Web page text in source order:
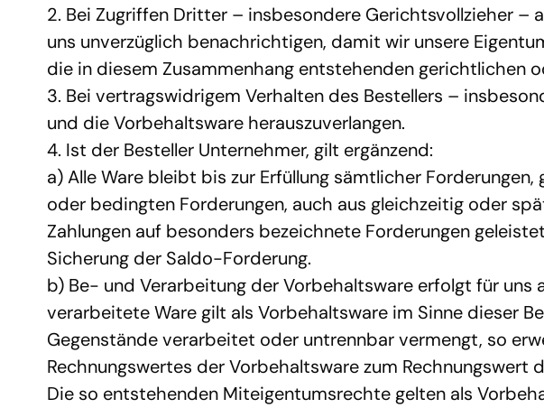
2. Bei Zugriffen Dritter – insbesondere Gerichtsvollzieher –
uns unverzüglich benachrichtigen, damit wir unsere
die in diesem Zusammenhang entstehenden gerichtlichen
3. Bei vertragswidrigem Verhalten des Bestellers –
und die Vorbehaltsware herauszuverlangen.
4. Ist der Besteller Unternehmer, gilt ergänzend:
a) Alle Ware bleibt bis zur Erfüllung sämtlicher
oder bedingten Forderungen, auch aus gleichzeitig oder
Zahlungen auf besonders bezeichnete Forderungen
Sicherung der Saldo-Forderung.
b) Be- und Verarbeitung der Vorbehaltsware erfolgt für uns
verarbeitete Ware gilt als Vorbehaltsware im Sinne dieser
Gegenstände verarbeitet oder untrennbar vermengt, so
Rechnungswertes der Vorbehaltsware zum
Die so entstehenden Miteigentumsrechte gelten als